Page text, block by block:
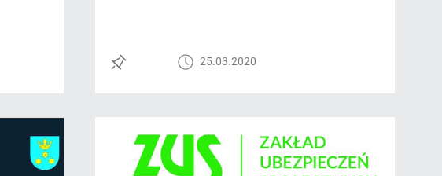
25.03.2020